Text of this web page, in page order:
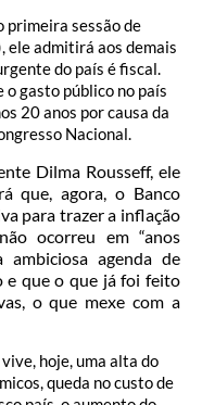
primeira sessão de
ele admitirá aos demais
do país é fiscal.
o gasto público no país
20 anos por causa da
Nacional.
Dilma Rousseff, ele
que, agora, o Banco
para trazer a inflação
ocorreu em “anos
ambiciosa agenda de
e que o que já foi feito
o que mexe com a
hoje, uma alta do
queda no custo de